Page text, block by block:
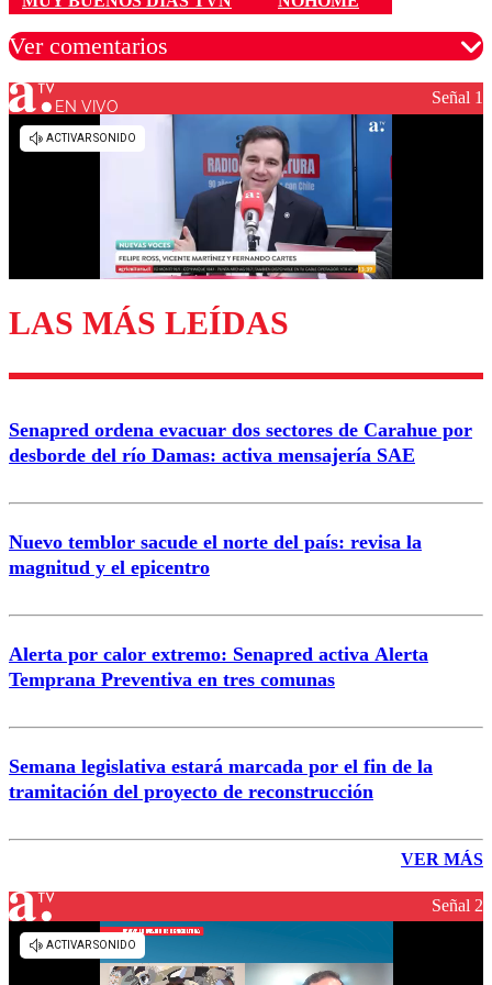
Ver comentarios
Los comentarios son moderados para garantizar un
diálogo respetuoso.
Enviar comentario
EN VIVO Señal 1
LAS MÁS LEÍDAS
Senapred ordena evacuar dos sectores de Carahue por
desborde del río Damas: activa mensajería SAE
Nuevo temblor sacude el norte del país: revisa la
magnitud y el epicentro
Alerta por calor extremo: Senapred activa Alerta
Temprana Preventiva en tres comunas
Semana legislativa estará marcada por el fin de la
tramitación del proyecto de reconstrucción
VER MÁS
Señal 2